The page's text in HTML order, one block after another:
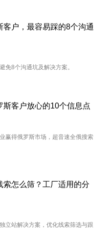
户，最容易踩的8个沟通
免8个沟通坑及解决方案。
斯客户放心的10个信息点
赢得俄罗斯市场，超音速全俄搜索
索怎么筛？工厂适用的分
立站解决方案，优化线索筛选与跟